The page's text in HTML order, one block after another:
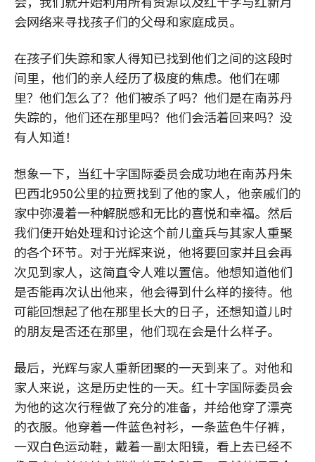
会网络来寻找孩子们的父母和家庭成员。
在孩子们失踪和家人得知已找到他们之间的这段时
间里，他们的亲人经历了极度的焦虑。他们在哪
里？他们怎么了？他们被杀了吗？他们是在南苏丹
失踪的，他们还在那里吗？他们会活着回来吗？没
有人知道！
想象一下，当红十字国际委员会成功地在南苏丹朱
巴西北950公里的拉贾找到了他的家人，他亲戚们的
家中弥漫着一种解脱感和无比的喜悦和幸福。然后
我们便开始处理和讨论这个前儿童兵与其家人重聚
的各个环节。对于光辉来说，他将要回家并且会再
次见到家人，这简直令人难以置信。他想知道他们
是否能再次认出他来，他会得到什么样的接待。他
可能回想起了他在那里长大的日子，还想知道儿时
的朋友是否还在那里，他们现在会是什么样子。
最后，光辉与家人重新团聚的一天到来了。对他和
家人来说，这是历史性的一天。红十字国际委员会
为他的这次行程做了充分的准备，并给他穿了漂亮
的衣服。他穿着一件蓝色衬衫，一条蓝色牛仔裤，
一双白色运动鞋，戴着一副太阳镜，看上去已经不